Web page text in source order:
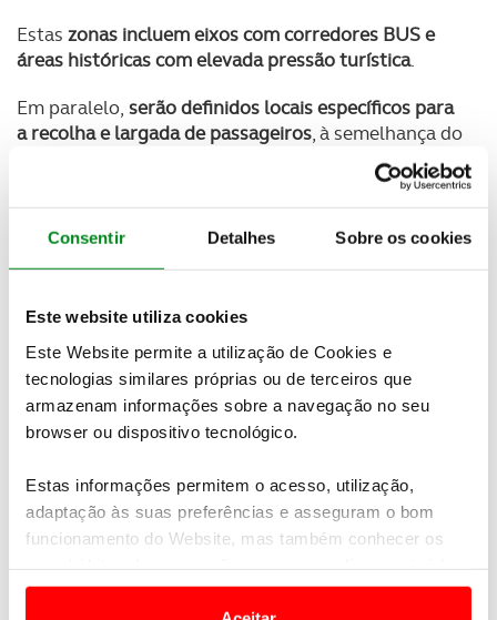
Consentir Detalhes Sobre os cookies
Este website utiliza cookies
Este Website permite a utilização de Cookies e
tecnologias similares próprias ou de terceiros que
armazenam informações sobre a navegação no seu
browser ou dispositivo tecnológico.
Estas informações permitem o acesso, utilização,
adaptação às suas preferências e asseguram o bom
funcionamento do Website, mas também conhecer os
e anúncios de modo a promover produtos e/ou serviços.
Estas zonas incluem eixos com corredores BUS e
áreas históricas com elevada pressão turística.
Em paralelo, serão definidos locais específicos para
a recolha e largada de passageiros, à semelhança do
que já acontece no aeroporto, com exemplos
previstos junto ao Mosteiro dos Jerónimos, na
Estação do Oriente e no Campo das Cebolas.
possível dialogar e encontrar soluções” para
público.
Receba as novidades do mundo automóvel e
do universo ACP.
SUBSCREVER